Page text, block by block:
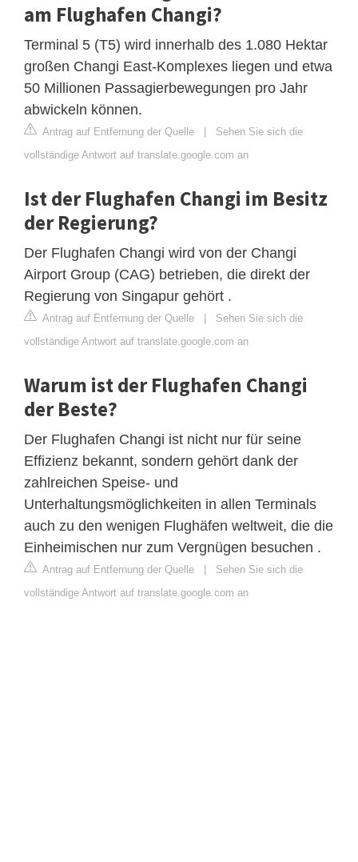
am Flughafen Changi?
Terminal 5 (T5) wird innerhalb des 1.080 Hektar
großen Changi East-Komplexes liegen und etwa
50 Millionen Passagierbewegungen pro Jahr
abwickeln können.
Antrag auf Entfernung der Quelle | Sehen Sie sich die
vollständige Antwort auf translate.google.com an
Ist der Flughafen Changi im Besitz
der Regierung?
Der Flughafen Changi wird von der Changi
Airport Group (CAG) betrieben, die direkt der
Regierung von Singapur gehört .
Antrag auf Entfernung der Quelle | Sehen Sie sich die
vollständige Antwort auf translate.google.com an
Warum ist der Flughafen Changi
der Beste?
Der Flughafen Changi ist nicht nur für seine
Effizienz bekannt, sondern gehört dank der
zahlreichen Speise- und
Unterhaltungsmöglichkeiten in allen Terminals
auch zu den wenigen Flughäfen weltweit, die die
Einheimischen nur zum Vergnügen besuchen .
Antrag auf Entfernung der Quelle | Sehen Sie sich die
vollständige Antwort auf translate.google.com an